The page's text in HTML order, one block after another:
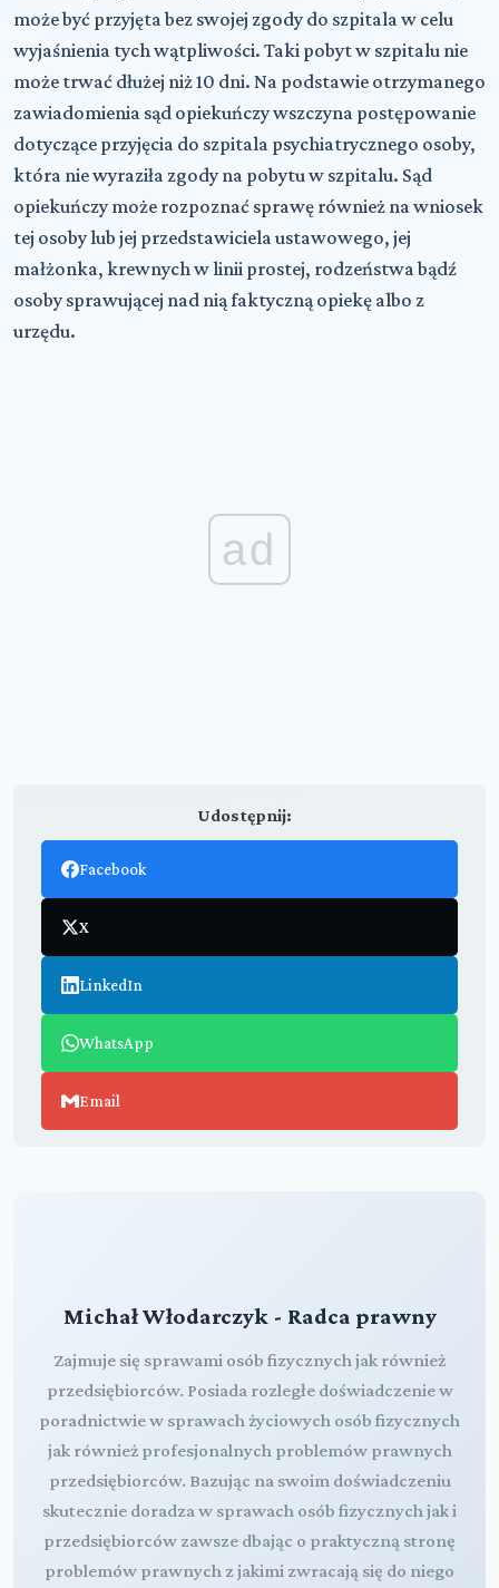
może być przyjęta bez swojej zgody do szpitala w celu
wyjaśnienia tych wątpliwości. Taki pobyt w szpitalu nie
może trwać dłużej niż 10 dni. Na podstawie otrzymanego
zawiadomienia sąd opiekuńczy wszczyna postępowanie
dotyczące przyjęcia do szpitala psychiatrycznego osoby,
która nie wyraziła zgody na pobytu w szpitalu. Sąd
opiekuńczy może rozpoznać sprawę również na wniosek
tej osoby lub jej przedstawiciela ustawowego, jej
małżonka, krewnych w linii prostej, rodzeństwa bądź
osoby sprawującej nad nią faktyczną opiekę albo z
urzędu.
ad
Udostępnij:
Facebook
X
LinkedIn
WhatsApp
Email
Michał Włodarczyk - Radca prawny
Zajmuje się sprawami osób fizycznych jak również
przedsiębiorców. Posiada rozległe doświadczenie w
poradnictwie w sprawach życiowych osób fizycznych
jak również profesjonalnych problemów prawnych
przedsiębiorców. Bazując na swoim doświadczeniu
skutecznie doradza w sprawach osób fizycznych jak i
przedsiębiorców zawsze dbając o praktyczną stronę
problemów prawnych z jakimi zwracają się do niego